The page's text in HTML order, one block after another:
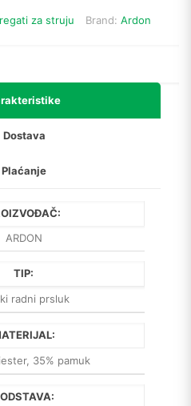
za struju Brand: Ardon
Dostava
Plaćanje
ARDON
TIP:
radni prsluk
35% pamuk